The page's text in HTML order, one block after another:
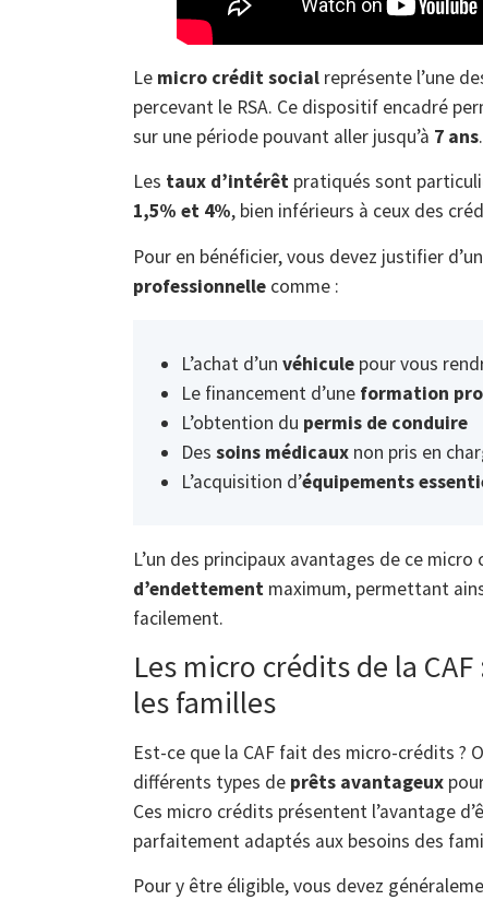
Le micro crédit social représente l’une
percevant le RSA. Ce dispositif encadré
sur une période pouvant aller jusqu’à 7 ans.
Les taux d’intérêt pratiqués sont
1,5% et 4%, bien inférieurs à ceux des
Pour en bénéficier, vous devez justifier d’un
professionnelle comme :
L’achat d’un véhicule pour vous
Le financement d’une formation
L’obtention du permis de conduire
Des soins médicaux non pris en
L’acquisition d’équipements
L’un des principaux avantages de ce micro
d’endettement maximum, permettant
facilement.
Les micro crédits de la
les familles
Est-ce que la CAF fait des micro-crédits ?
différents types de prêts avantageux
Ces micro crédits présentent l’avantage
parfaitement adaptés aux besoins des
Pour y être éligible, vous devez